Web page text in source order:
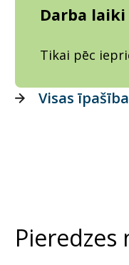
Darba laiki
Tikai pēc
Visas
Pieredzes